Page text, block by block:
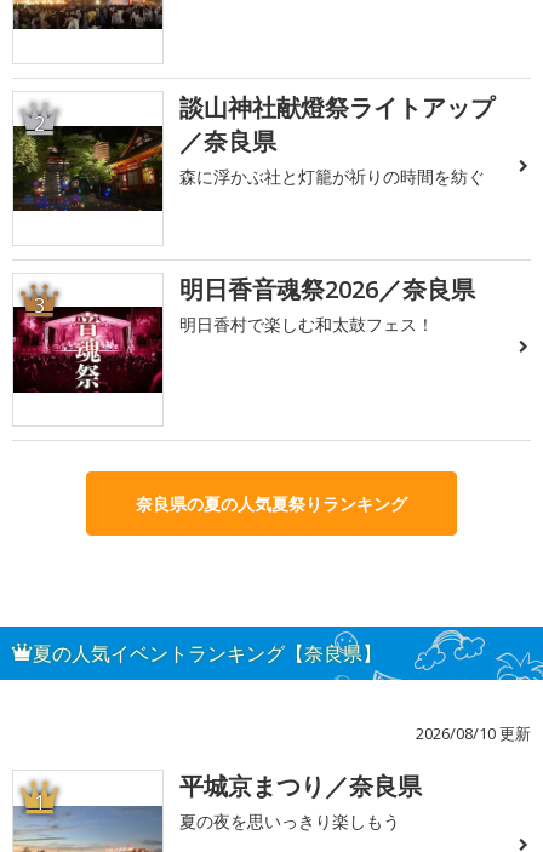
2
談山神社献燈祭ライトアップ
／奈良県
森に浮かぶ社と灯籠が祈りの時間を紡ぐ
3 明日香音魂祭2026／奈良県
明日香村で楽しむ和太鼓フェス！
奈良県の夏の人気夏祭りランキング
夏の人気イベントランキング【奈良県】
2026/08/10 更新
1 平城京まつり／奈良県
夏の夜を思いっきり楽しもう